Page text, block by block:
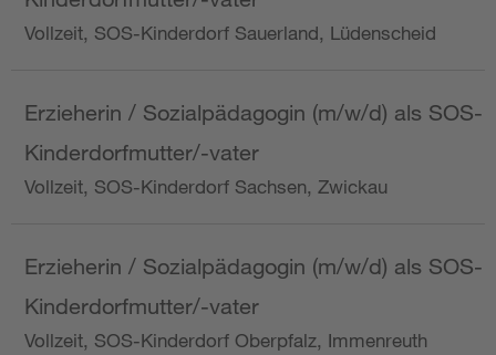
Vollzeit, SOS-Kinderdorf Sauerland, Lüdenscheid
Erzieherin / Sozialpädagogin (m/w/d) als SOS-
Kinderdorfmutter/-vater
Vollzeit, SOS-Kinderdorf Sachsen, Zwickau
Erzieherin / Sozialpädagogin (m/w/d) als SOS-
Kinderdorfmutter/-vater
Vollzeit, SOS-Kinderdorf Oberpfalz, Immenreuth